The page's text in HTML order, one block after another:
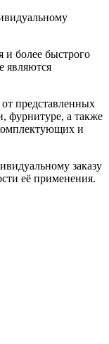
и более быстрого
являются
представленных
фурнитуре, а также
и
заказу
её применения.